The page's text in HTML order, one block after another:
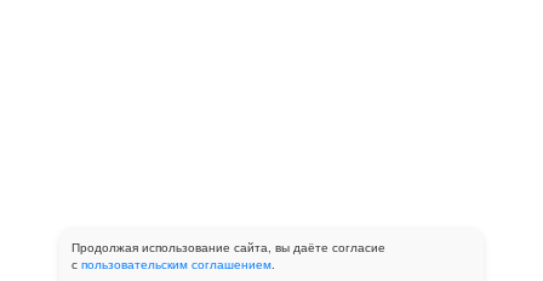
Продолжая использование сайта, вы даёте согласие
с пользовательским соглашением.